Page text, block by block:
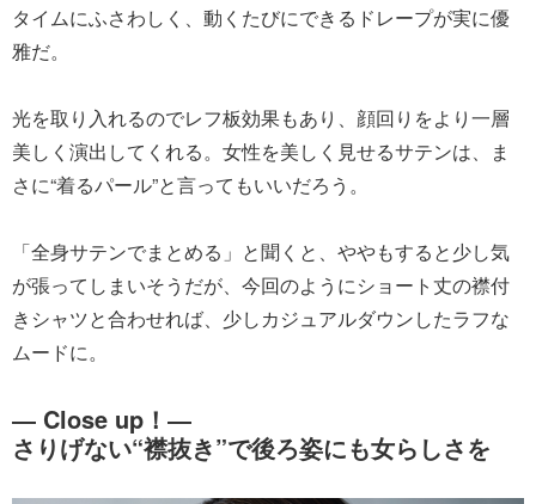
タイムにふさわしく、動くたびにできるドレープが実に優
雅だ。
光を取り入れるのでレフ板効果もあり、顔回りをより一層
美しく演出してくれる。女性を美しく見せるサテンは、ま
さに“着るパール”と言ってもいいだろう。
「全身サテンでまとめる」と聞くと、ややもすると少し気
が張ってしまいそうだが、今回のようにショート丈の襟付
きシャツと合わせれば、少しカジュアルダウンしたラフな
ムードに。
― Close up！―
さりげない“襟抜き”で後ろ姿にも女らしさを